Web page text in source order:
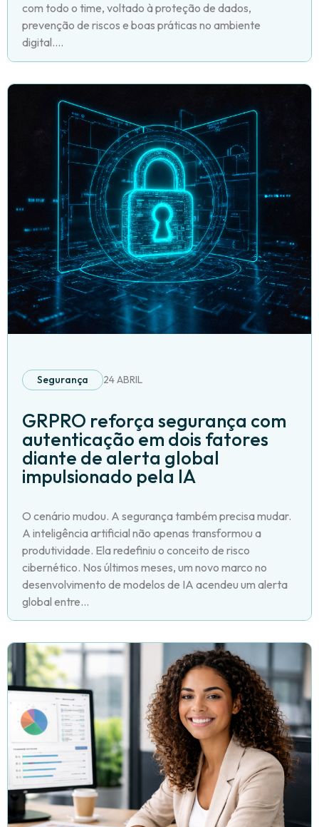
com todo o time, voltado à proteção de dados,
prevenção de riscos e boas práticas no ambiente
digital....
Segurança 24 ABRIL
GRPRO reforça segurança com
autenticação em dois fatores
diante de alerta global
impulsionado pela IA
O cenário mudou. A segurança também precisa mudar.
A inteligência artificial não apenas transformou a
produtividade. Ela redefiniu o conceito de risco
cibernético. Nos últimos meses, um novo marco no
desenvolvimento de modelos de IA acendeu um alerta
global entre...